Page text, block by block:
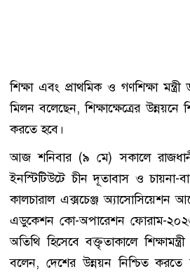
শিক্ষা এবং প্রাথমিক ও গণশিক্ষা
মিলন বলেছেন, শিক্ষাক্ষেত্রের উন্নয়নে
করতে হবে।
আজ শনিবার (৯ মে) সকালে
ইনস্টিটিউটে চীন দূতাবাস ও চায়না-
কালচারাল এক্সচেঞ্জ অ্যাসোসিয়েশন
এডুকেশন কো-অপারেশন ফোরাম-
অতিথি হিসেবে বক্তৃতাকালে
বলেন, দেশের উন্নয়ন নিশ্চিত করতে